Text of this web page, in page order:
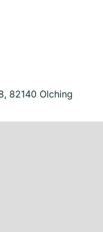
82140 Olching